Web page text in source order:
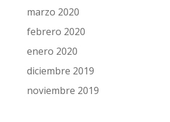
marzo 2020
febrero 2020
enero 2020
diciembre 2019
noviembre 2019